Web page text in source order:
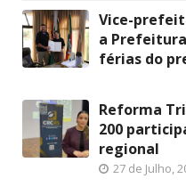
Vice-
a
férias do
Reforma
200
regional
27 de Julho,